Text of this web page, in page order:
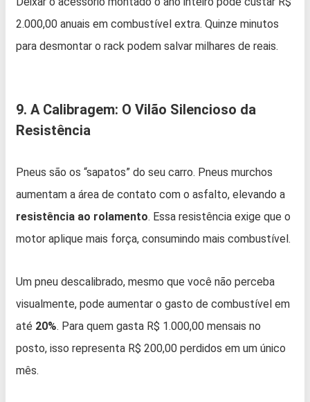
2.000,00 anuais em combustível extra. Quinze minutos
para desmontar o rack podem salvar milhares de reais.
9. A Calibragem: O Vilão Silencioso da
Resistência
Pneus são os “sapatos” do seu carro. Pneus murchos
aumentam a área de contato com o asfalto, elevando a
resistência ao rolamento. Essa resistência exige que o
motor aplique mais força, consumindo mais combustível.
Um pneu descalibrado, mesmo que você não perceba
visualmente, pode aumentar o gasto de combustível em
até 20%. Para quem gasta R$ 1.000,00 mensais no
posto, isso representa R$ 200,00 perdidos em um único
mês.